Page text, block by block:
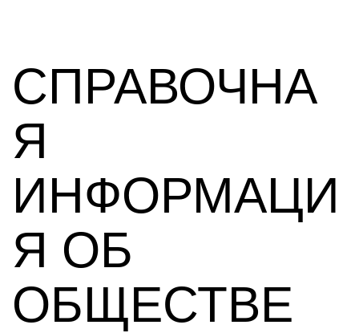
СПРАВОЧНА
Я
ИНФОРМАЦИ
Я ОБ
ОБЩЕСТВЕ